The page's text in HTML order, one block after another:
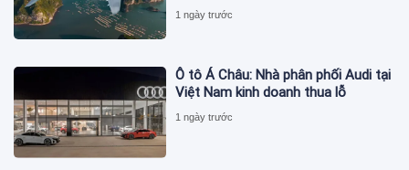
1 ngày trước
Ô tô Á Châu: Nhà phân phối Audi tại
Việt Nam kinh doanh thua lỗ
1 ngày trước